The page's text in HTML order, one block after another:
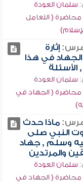
سلمان العودة
( التعامل
إثارة
في هذا
الأسئلة
سلمان العودة
( الجهاد في
ماذا حدث
النبي صلى
وسلم , جهاد
والمرتدين
سلمان العودة
( الجهاد في